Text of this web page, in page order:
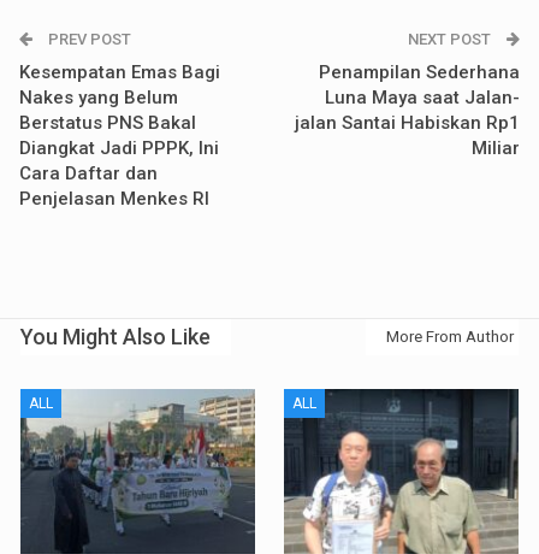
PREV POST
Kesempatan Emas Bagi
Nakes yang Belum
Berstatus PNS Bakal
Diangkat Jadi PPPK, Ini
Cara Daftar dan
Penjelasan Menkes RI
NEXT POST
Penampilan Sederhana
Luna Maya saat Jalan-
jalan Santai Habiskan Rp1
Miliar
You Might Also Like More From Author
ALL ALL